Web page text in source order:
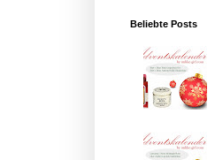
Beliebte Posts